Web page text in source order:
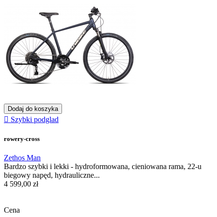
Dodaj do koszyka
 Szybki podglad
rowery-cross
Zethos Man
Bardzo szybki i lekki - hydroformowana, cieniowana rama, 22-u
biegowy napęd, hydrauliczne...
4 599,00 zł
Cena